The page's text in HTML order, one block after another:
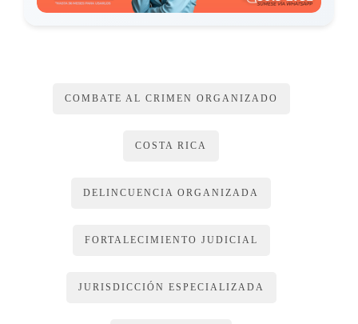
COMBATE AL CRIMEN ORGANIZADO
COSTA RICA
DELINCUENCIA ORGANIZADA
FORTALECIMIENTO JUDICIAL
JURISDICCIÓN ESPECIALIZADA